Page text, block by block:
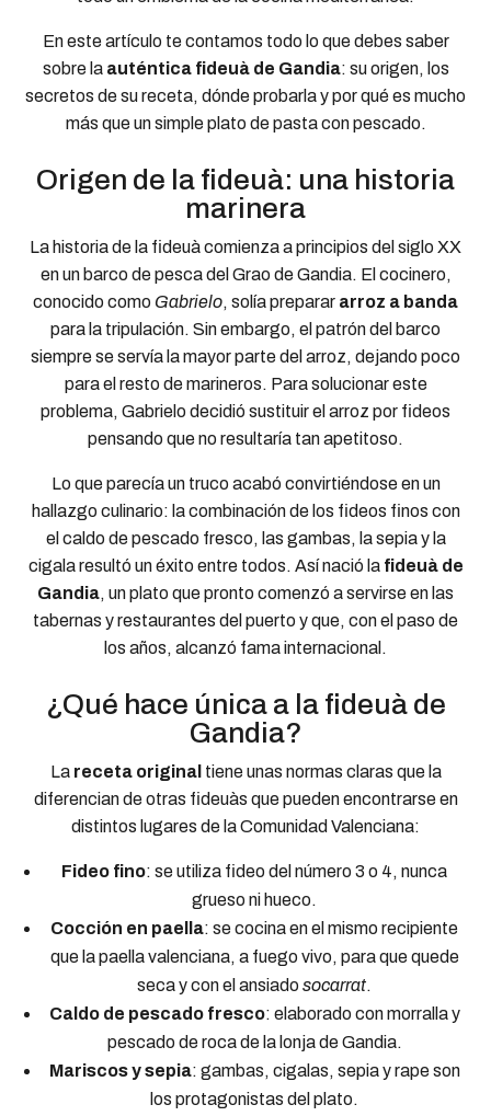
En este artículo te contamos todo lo que debes saber
sobre la auténtica fideuà de Gandia: su origen, los
secretos de su receta, dónde probarla y por qué es mucho
más que un simple plato de pasta con pescado.
Origen de la fideuà: una historia
marinera
La historia de la fideuà comienza a principios del siglo XX
en un barco de pesca del Grao de Gandia. El cocinero,
conocido como Gabrielo, solía preparar arroz a banda
para la tripulación. Sin embargo, el patrón del barco
siempre se servía la mayor parte del arroz, dejando poco
para el resto de marineros. Para solucionar este
problema, Gabrielo decidió sustituir el arroz por fideos
pensando que no resultaría tan apetitoso.
Lo que parecía un truco acabó convirtiéndose en un
hallazgo culinario: la combinación de los fideos finos con
el caldo de pescado fresco, las gambas, la sepia y la
cigala resultó un éxito entre todos. Así nació la fideuà de
Gandia, un plato que pronto comenzó a servirse en las
tabernas y restaurantes del puerto y que, con el paso de
los años, alcanzó fama internacional.
¿Qué hace única a la fideuà de
Gandia?
La receta original tiene unas normas claras que la
diferencian de otras fideuàs que pueden encontrarse en
distintos lugares de la Comunidad Valenciana:
Fideo fino: se utiliza fideo del número 3 o 4, nunca
grueso ni hueco.
Cocción en paella: se cocina en el mismo recipiente
que la paella valenciana, a fuego vivo, para que quede
seca y con el ansiado socarrat.
Caldo de pescado fresco: elaborado con morralla y
pescado de roca de la lonja de Gandia.
Mariscos y sepia: gambas, cigalas, sepia y rape son
los protagonistas del plato.